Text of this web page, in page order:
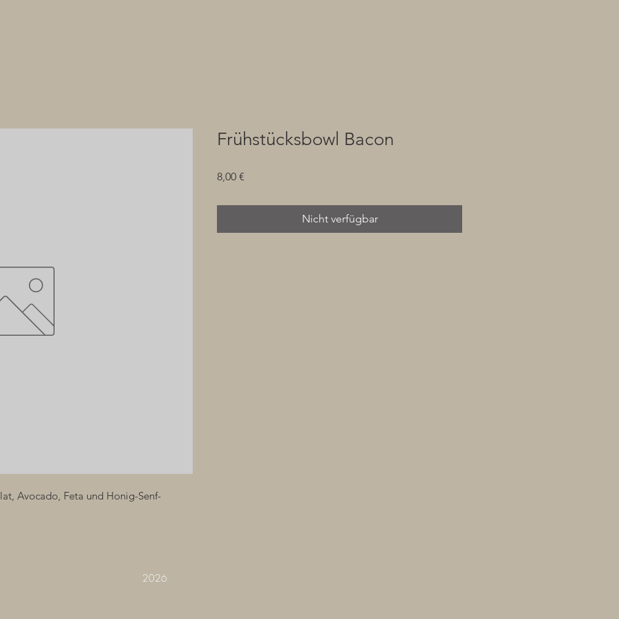
Avocado, Feta und Honig-Senf-
Frühstücksbowl Bacon
8,00 €
Nicht verfügbar
2026